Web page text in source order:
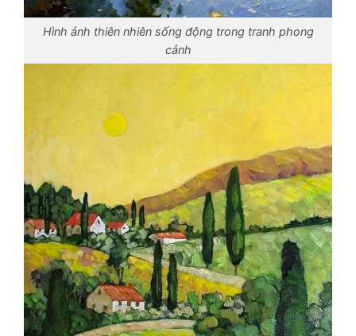
Hình ảnh thiên nhiên sống động trong tranh phong
cảnh